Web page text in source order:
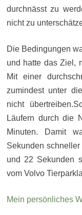
durchnässt zu
nicht zu
Die Bedingungen
und hatte das Ziel,
Mit einer
zumindest unter
nicht
Läufern durch die
Minuten. Damit
Sekunden
und 22 Sekunden
vom Volvo
Mein persönliches